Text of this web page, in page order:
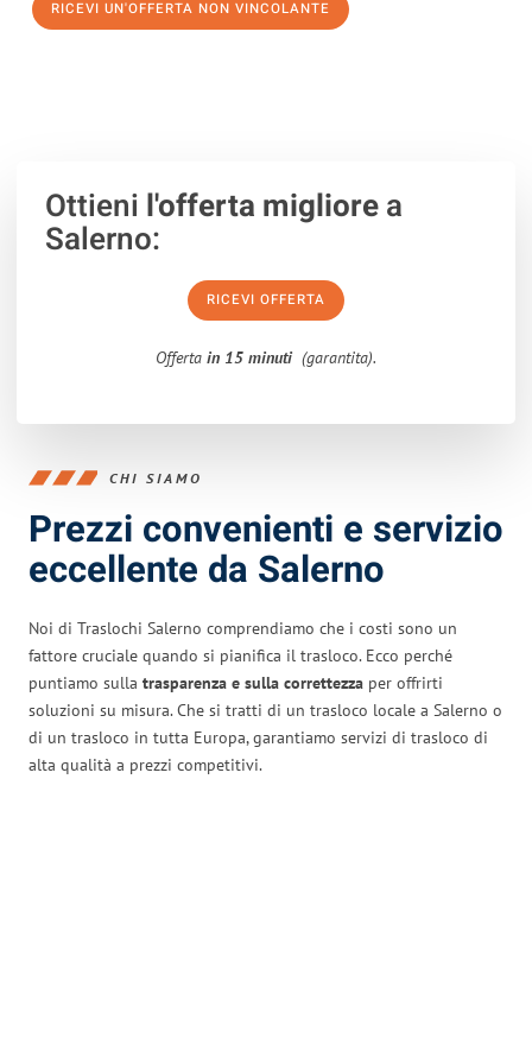
RICEVI UN'OFFERTA NON VINCOLANTE
Ottieni l'offerta migliorea
Salerno:
RICEVI OFFERTA
Offerta in 15 minuti (garantita).
CHI SIAMO
Prezzi convenienti e servizio
eccellente da Salerno
Noi di Traslochi Salerno comprendiamo che i costi sono un
fattore cruciale quando si pianifica il trasloco. Ecco perché
puntiamo sulla trasparenza e sulla correttezza per offrirti
soluzioni su misura. Che si tratti di un trasloco locale a Salerno o
di un trasloco in tutta Europa, garantiamo servizi di trasloco di
alta qualità a prezzi competitivi.